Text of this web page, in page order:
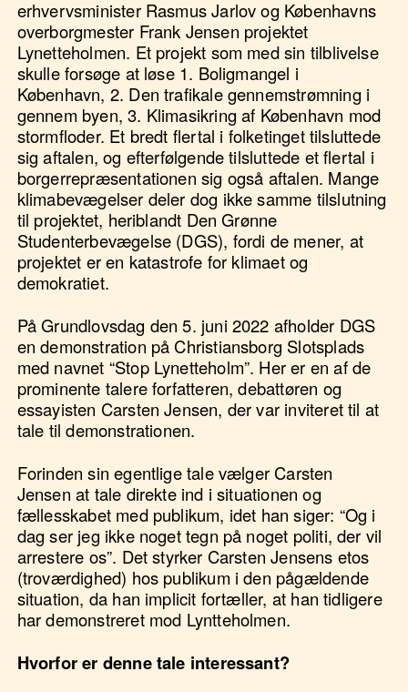
erhvervsminister Rasmus Jarlov og Københavns
overborgmester Frank Jensen projektet
Lynetteholmen. Et projekt som med sin tilblivelse
skulle forsøge at løse 1. Boligmangel i
København, 2. Den trafikale gennemstrømning i
gennem byen, 3. Klimasikring af København mod
stormfloder. Et bredt flertal i folketinget tilsluttede
sig aftalen, og efterfølgende tilsluttede et flertal i
borgerrepræsentationen sig også aftalen. Mange
klimabevægelser deler dog ikke samme tilslutning
til projektet, heriblandt Den Grønne
Studenterbevægelse (DGS), fordi de mener, at
projektet er en katastrofe for klimaet og
demokratiet.
På Grundlovsdag den 5. juni 2022 afholder DGS
en demonstration på Christiansborg Slotsplads
med navnet “Stop Lynetteholm”. Her er en af de
prominente talere forfatteren, debattøren og
essayisten Carsten Jensen, der var inviteret til at
tale til demonstrationen.
Forinden sin egentlige tale vælger Carsten
Jensen at tale direkte ind i situationen og
fællesskabet med publikum, idet han siger: “Og i
dag ser jeg ikke noget tegn på noget politi, der vil
arrestere os”. Det styrker Carsten Jensens etos
(troværdighed) hos publikum i den pågældende
situation, da han implicit fortæller, at han tidligere
har demonstreret mod Lyntteholmen.
Hvorfor er denne tale interessant?